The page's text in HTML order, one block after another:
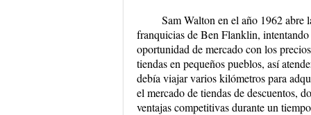
Sam Walton en el año 1962 abre
franquicias de Ben Flanklin,
oportunidad de mercado con los
tiendas en pequeños pueblos, así
debía viajar varios kilómetros para
el mercado de tiendas de descuentos,
ventajas competitivas durante un